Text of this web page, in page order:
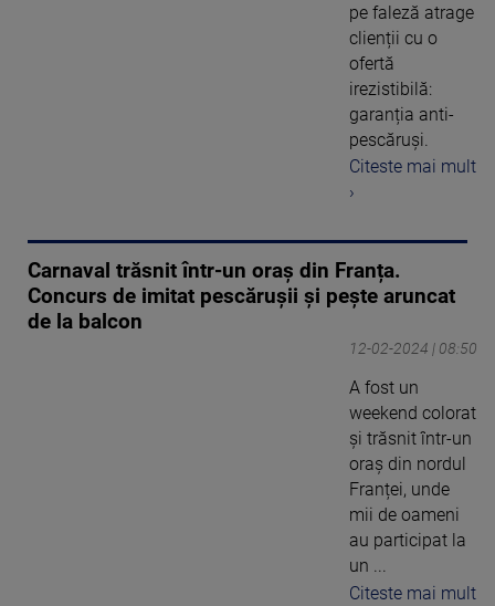
pe faleză atrage
clienții cu o
ofertă
irezistibilă:
garanția anti-
pescăruși.
Citeste mai mult
›
Carnaval trăsnit într-un oraș din Franța.
Concurs de imitat pescărușii și pește aruncat
de la balcon
12-02-2024 | 08:50
A fost un
weekend colorat
și trăsnit într-un
oraș din nordul
Franței, unde
mii de oameni
au participat la
un ...
Citeste mai mult